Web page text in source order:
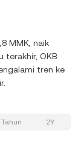
MMK, naik
terakhir, OKB
tren ke
2Y